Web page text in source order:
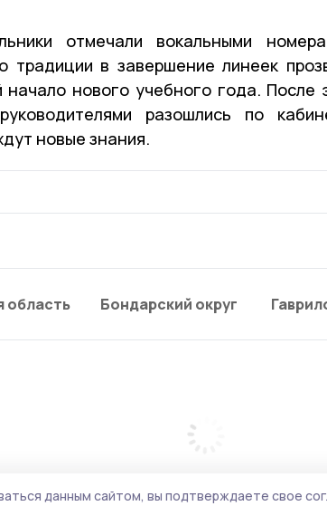
отмечали вокальными
в завершение линеек
нового учебного года. После
разошлись по
новые знания.
область Бондарский округ
данным сайтом, вы подтверждаете свое